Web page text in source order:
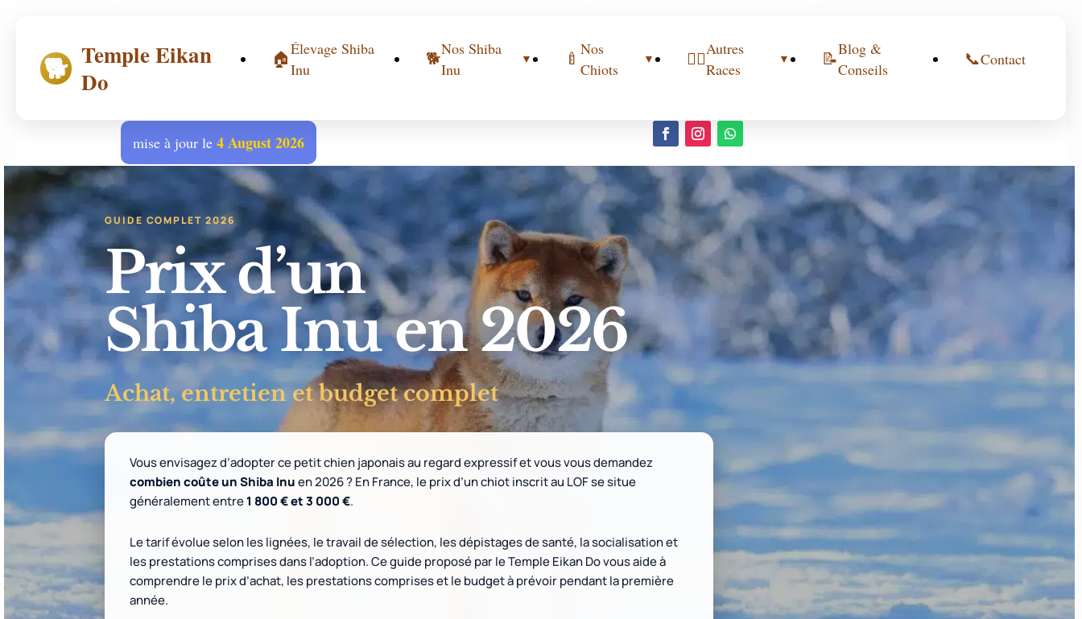
🐕 Temple Eikan
Do
🏠Élevage Shiba
Inu
🐕Nos Shiba
Inu
▼ 🍼Nos
Chiots
▼ 🐕‍🦺Autres
Races
▼ 📝Blog &
Conseils
📞Contact
mise à jour le4 August 2026
GUIDE COMPLET 2026
Prix d’un
Shiba Inu en 2026
Achat, entretien et budget complet
Vous envisagez d’adopter ce petit chien japonais au regard expressif et vous vous demandez
combien coûte un Shiba Inuen 2026 ? En France, le prix d’un chiot inscrit au LOF se situe
généralement entre1 800 € et 3 000 €.
Le tarif évolue selon les lignées, le travail de sélection, les dépistages de santé, la socialisation et
les prestations comprises dans l’adoption. Ce guide proposé par le Temple Eikan Do vous aide à
comprendre le prix d’achat, les prestations comprises et le budget à prévoir pendant la première
année.